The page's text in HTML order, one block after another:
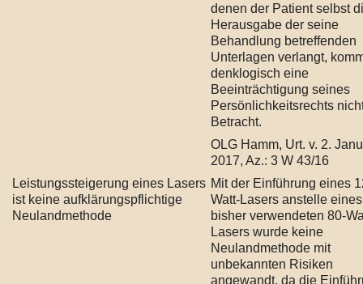
denen der Patient selbst
Herausgabe der seine
Behandlung betreffenden
Unterlagen verlangt,
denklogisch eine
Beeinträchtigung seines
Persönlichkeitsrechts
Betracht.
OLG Hamm, Urt. v. 2.
2017, Az.: 3 W 43/16
Leistungssteigerung eines Lasers
ist keine aufklärungspflichtige
Neulandmethode
Mit der Einführung eines
Watt-Lasers anstelle eines
bisher verwendeten 80-
Lasers wurde keine
Neulandmethode mit
unbekannten Risiken
angewandt, da die